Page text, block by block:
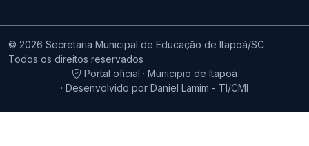
© 2026 Secretaria Municipal de Educação de Itapoá/SC ·
Todos os direitos reservados
Portal oficial · Municipio de Itapoá
· Desenvolvido por Daniel Lamim - TI/CMI